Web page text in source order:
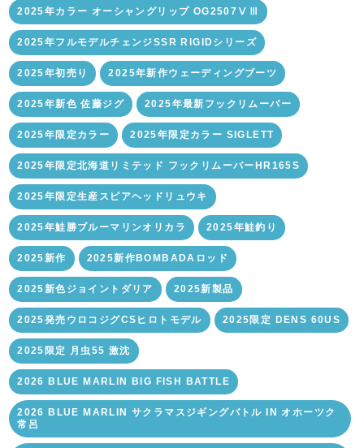
2025年カラー オーシャングリップ OG2507ⅤⅢ
2025年フルモデルチェンジSSR RIGIDシリーズ
2025年初売り 2025年新作ウェーディングブーツ
2025年新色 佐藤ジグ 2025年最新フックリムーバー
2025年限定カラー 2025年限定カラー SIGLETT
2025年限定北海道リミテッド フックリムーバーHR165S
2025年限定生産スピアヘッドリュウキ
2025年鮭勝ブルーマリンオリカラ 2025年鮭釣り
2025新作 2025新作BOMBADAロッド
2025新色ジョイントダリア 2025新製品
2025発売ウロコジグCSヒロトモデル 2025限定 DENS 60US
2025限定 月虫55 激沈
2026 BLUE MARLIN BIG FISH BATTLE
2026 BLUE MARLIN サクラマスジギングバトル IN オホーツク
常呂